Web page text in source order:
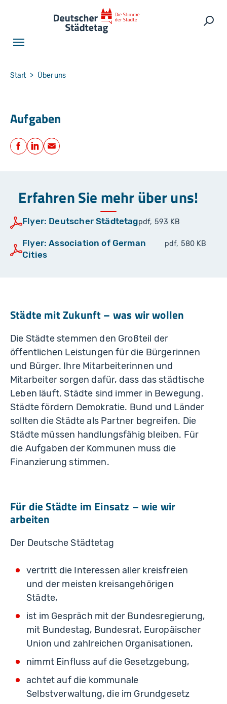
You are here:
Start Über uns
Aufgaben
Teilen
Facebook
LinkedIn
E-Mail
Erfahren Sie mehr über uns!
Flyer: Deutscher Städtetagpdf, 593 KB
Flyer: Association of German
Cities
pdf, 580 KB
Städte mit Zukunft– was wir wollen
Die Städte stemmen den Großteil der
öffentlichen Leistungen für die Bürgerinnen
und Bürger. Ihre Mitarbeiterinnen und
Mitarbeiter sorgen dafür, dass das städtische
Leben läuft. Städte sind immer in Bewegung.
Städte fördern Demokratie. Bund und Länder
sollten die Städte als Partner begreifen. Die
Städte müssen handlungsfähig bleiben. Für
die Aufgaben der Kommunen muss die
Finanzierung stimmen.
Für die Städte im Einsatz –wie wir
arbeiten
Der Deutsche Städtetag
vertritt die Interessen aller kreisfreien
und der meisten kreisangehörigen
Städte,
ist im Gespräch mit der Bundesregierung,
mit Bundestag, Bundesrat, Europäischer
Union und zahlreichen Organisationen,
nimmt Einfluss auf die Gesetzgebung,
achtet auf die kommunale
Selbstverwaltung, die im Grundgesetz